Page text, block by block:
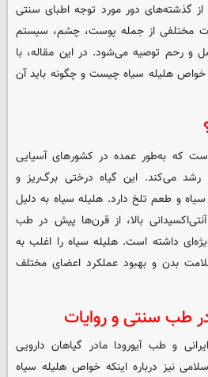
گذشته‌های دور مورد توجه اطبای سنتی
مختلفی از جمله پوست، چشم، سیستم
رحم توصیه می‌شود. در این مقاله، با
هلیله سیاه چیست و چگونه باید آن
که به‌طور عمده در کشورهای آسیایی
رشد می‌کند. این گیاه درختی برگ‌ریز و
و طعم تلخ دارد. هلیله سیاه به دلیل
بالا، از قرن‌ها پیش در طب
داشته است. هلیله سیاه را اغلب به‌
بدن و بهبود عملکرد اعضای مختلف
طب سنتی و روایات
و طب آیورودا مادر گیاهان دارویی
نیز درباره اینکه خواص هلیله سیاه